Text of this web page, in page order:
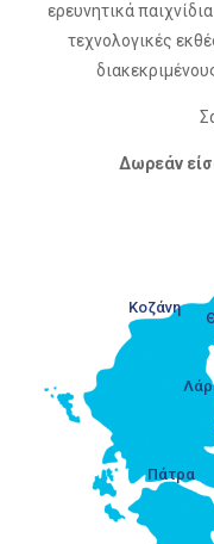
Πάτρα
Κοζάνη
ερευνητικά
τεχνολογικές
Δωρεάν